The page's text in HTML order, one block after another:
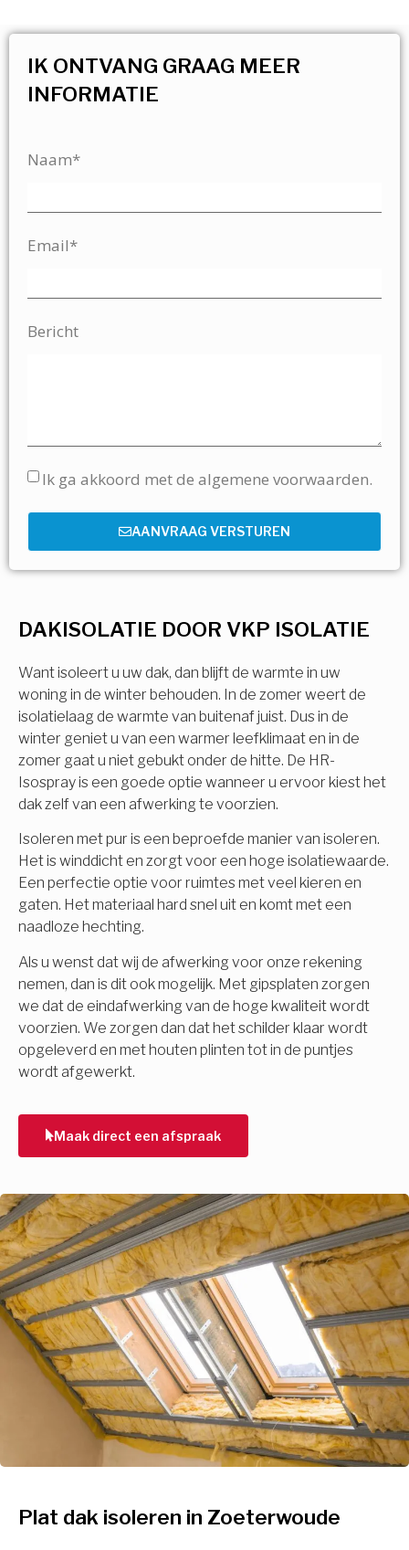
DAKISOLATIE DOOR VKP ISOLATIE
Want isoleert u uw dak, dan blijft de warmte in uw
woning in de winter behouden. In de zomer weert de
isolatielaag de warmte van buitenaf juist. Dus in de
winter geniet u van een warmer leefklimaat en in de
zomer gaat u niet gebukt onder de hitte. De HR-
Isospray is een goede optie wanneer u ervoor kiest het
dak zelf van een afwerking te voorzien.
Isoleren met pur is een beproefde manier van isoleren.
Het is winddicht en zorgt voor een hoge isolatiewaarde.
Een perfectie optie voor ruimtes met veel kieren en
gaten. Het materiaal hard snel uit en komt met een
naadloze hechting.
Als u wenst dat wij de afwerking voor onze rekening
nemen, dan is dit ook mogelijk. Met gipsplaten zorgen
we dat de eindafwerking van de hoge kwaliteit wordt
voorzien. We zorgen dan dat het schilder klaar wordt
opgeleverd en met houten plinten tot in de puntjes
wordt afgewerkt.
Maak direct een afspraak
IK ONTVANG GRAAG MEER
INFORMATIE
Naam*
Email*
Bericht
Ik ga akkoord met de algemene voorwaarden.
AANVRAAG VERSTUREN
Plat dak isoleren in Zoeterwoude